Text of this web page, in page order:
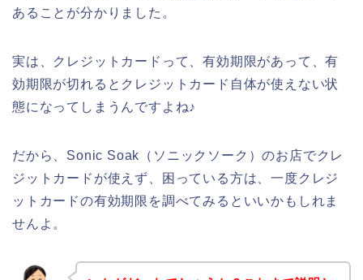
あることが分かりました。
実は、クレジットカードって、有効期限があって、有
効期限が切れるとクレジットカード自体が使えない状
態になってしまうんですよね♪
だから、Sonic Soak（ソニックソーク）のお店でクレ
ジットカードが使えず、困っている方は、一度クレジ
ットカードの有効期限を調べてみるといいかもしれま
せんよ。